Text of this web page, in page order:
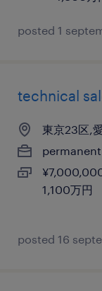
posted 1
technical
東京23区,
permanent
1,100万円
posted 16